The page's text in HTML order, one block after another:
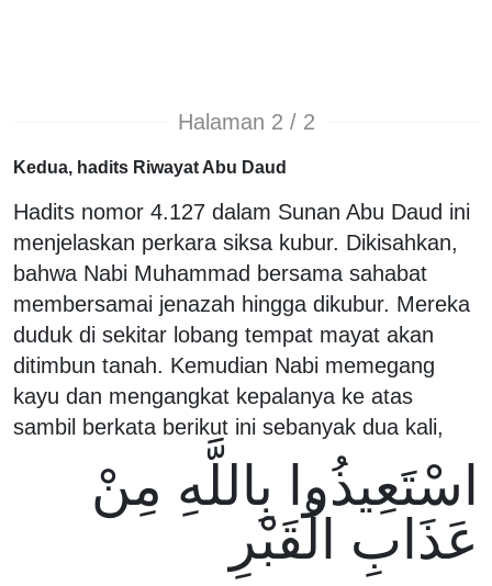
Halaman 2 / 2
Kedua, hadits Riwayat Abu Daud
Hadits nomor 4.127 dalam Sunan Abu Daud ini
menjelaskan perkara siksa kubur. Dikisahkan,
bahwa Nabi Muhammad bersama sahabat
membersamai jenazah hingga dikubur. Mereka
duduk di sekitar lobang tempat mayat akan
ditimbun tanah. Kemudian Nabi memegang
kayu dan mengangkat kepalanya ke atas
sambil berkata berikut ini sebanyak dua kali,
اسْتَعِيذُوا بِاللَّهِ مِنْ
عَذَابِ الْقَبْرِ